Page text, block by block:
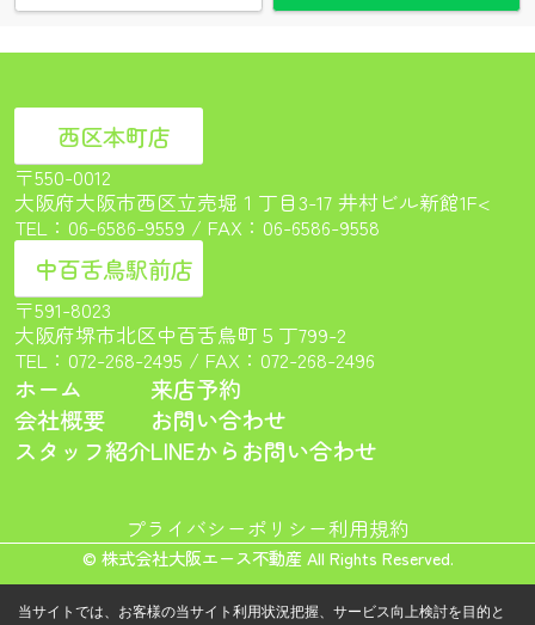
西区本町店
〒550-0012
大阪府大阪市西区立売堀１丁目3-17 井村ビル新館1F<
TEL： 06-6586-9559 / FAX：06-6586-9558
中百舌鳥駅前店
〒591-8023
大阪府堺市北区中百舌鳥町５丁799-2
TEL： 072-268-2495 / FAX：072-268-2496
ホーム
会社概要
スタッフ紹介
来店予約
お問い合わせ
LINEからお問い合わせ
プライバシーポリシー利用規約
© 株式会社大阪エース不動産 All Rights Reserved.
当サイトでは、お客様の当サイト利用状況把握、サービス向上検討を目的と